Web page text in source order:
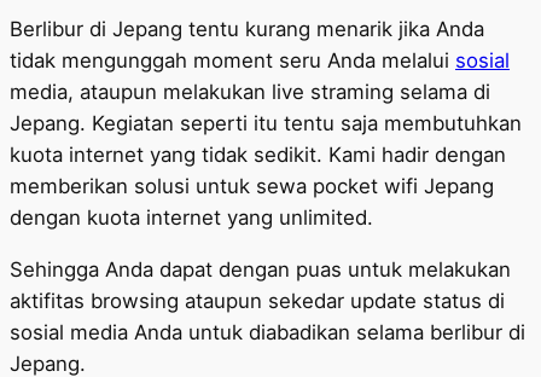
Berlibur di Jepang tentu kurang menarik jika Anda
tidak mengunggah moment seru Anda melalui sosial
media, ataupun melakukan live straming selama di
Jepang. Kegiatan seperti itu tentu saja membutuhkan
kuota internet yang tidak sedikit. Kami hadir dengan
memberikan solusi untuk sewa pocket wifi Jepang
dengan kuota internet yang unlimited.
Sehingga Anda dapat dengan puas untuk melakukan
aktifitas browsing ataupun sekedar update status di
sosial media Anda untuk diabadikan selama berlibur di
Jepang.